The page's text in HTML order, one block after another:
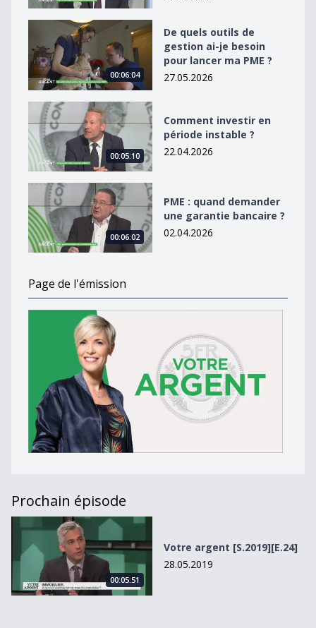
De quels outils de gestion ai-je besoin pour lancer ma
00:06:04
De quels outils de
gestion ai-je besoin
pour lancer ma PME ?
27.05.2026
Comment investir en période instable ?
00:05:10
Comment investir en
période instable ?
22.04.2026
PME : quand demander une garantie bancaire ?
00:06:02
PME : quand demander
une garantie bancaire ?
02.04.2026
Page de l'émission
Prochain épisode
Votre argent [S.2019][E.24]
00:05:51
Votre argent [S.2019][E.24]
28.05.2019